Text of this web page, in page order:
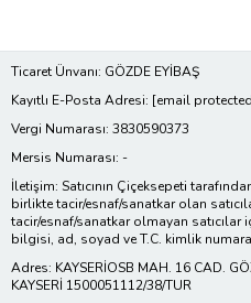
Ticaret Ünvanı: GÖZDE EYİBAŞ
Kayıtlı E-Posta Adresi: [email
Vergi Numarası: 3830590373
Mersis Numarası: -
İletişim: Satıcının Çiçeksepeti
birlikte tacir/esnaf/sanatkar olan
tacir/esnaf/sanatkar olmayan
bilgisi, ad, soyad ve T.C. kimlik
Adres: KAYSERİOSB MAH. 16 CAD.
KAYSERİ 1500051112/38/TUR